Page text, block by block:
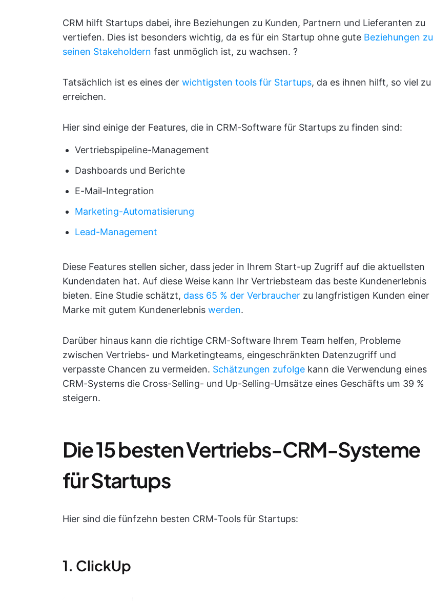
CRM hilft Startups dabei, ihre Beziehungen zu Kunden, Partnern und Lieferanten zu
vertiefen. Dies ist besonders wichtig, da es für ein Startup ohne gute Beziehungen zu
seinen Stakeholdern fast unmöglich ist, zu wachsen. ?
Tatsächlich ist es eines der wichtigsten tools für Startups, da es ihnen hilft, so viel zu
erreichen.
Hier sind einige der Features, die in CRM-Software für Startups zu finden sind:
Vertriebspipeline-Management
Dashboards und Berichte
E-Mail-Integration
Marketing-Automatisierung
Lead-Management
Diese Features stellen sicher, dass jeder in Ihrem Start-up Zugriff auf die aktuellsten
Kundendaten hat. Auf diese Weise kann Ihr Vertriebsteam das beste Kundenerlebnis
bieten. Eine Studie schätzt, dass 65 % der Verbraucher zu langfristigen Kunden einer
Marke mit gutem Kundenerlebnis werden.
Darüber hinaus kann die richtige CRM-Software Ihrem Team helfen, Probleme
zwischen Vertriebs- und Marketingteams, eingeschränkten Datenzugriff und
verpasste Chancen zu vermeiden. Schätzungen zufolge kann die Verwendung eines
CRM-Systems die Cross-Selling- und Up-Selling-Umsätze eines Geschäfts um 39 %
steigern.
Die 15 besten Vertriebs-CRM-Systeme
für Startups
Hier sind die fünfzehn besten CRM-Tools für Startups:
1. ClickUp